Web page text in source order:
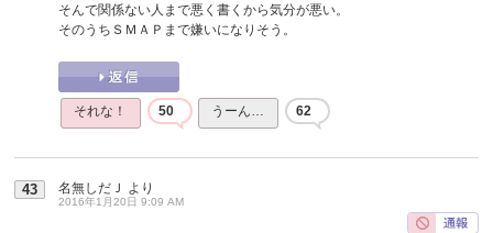
そんで関係ない人まで悪く書くから気分が悪い。
そのうちＳＭＡＰまで嫌いになりそう。
それな！ 50 うーん… 62
43 名無しだＪ より
2016年1月20日 9:09 AM